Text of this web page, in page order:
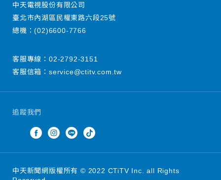
追蹤我們
中天電視股份有限公司
臺北市內湖區民權東路六段25號
總機：(02)6600-7766
客服專線： 02-2792-3151
客服信箱： service@ctitv.com.tw
中天新聞網版權所有 © 2022 CTiTV Inc. all Rights